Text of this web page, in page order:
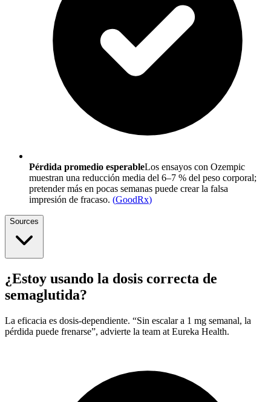
Pérdida promedio esperableLos ensayos con Ozempic
muestran una reducción media del 6–7 % del peso corporal;
pretender más en pocas semanas puede crear la falsa
impresión de fracaso. (GoodRx)
Sources
¿Estoy usando la dosis correcta de
semaglutida?
La eficacia es dosis-dependiente. “Sin escalar a 1 mg semanal, la
pérdida puede frenarse”, advierte la team at Eureka Health.